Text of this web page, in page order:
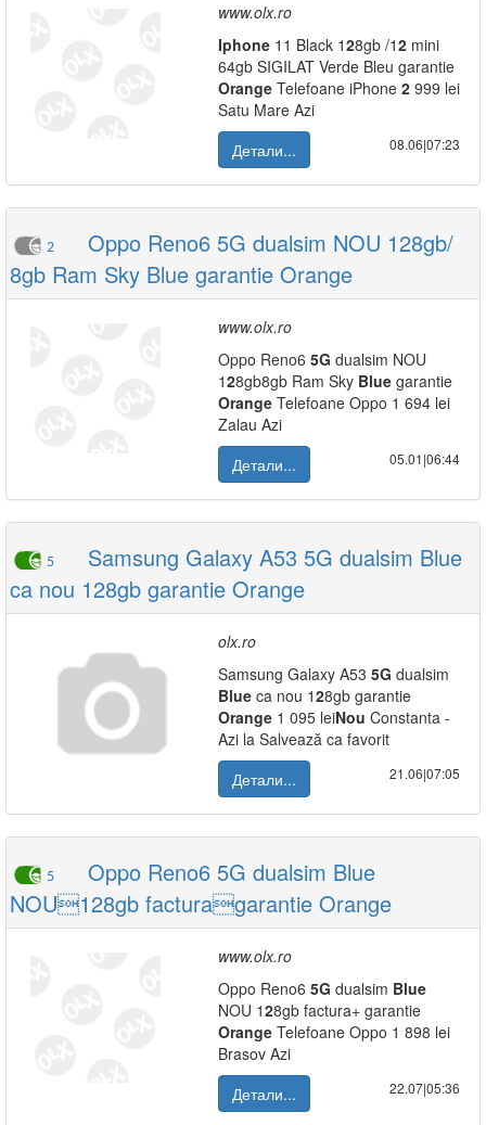
www.olx.ro
Iphone 11 Black 128gb /12 mini
64gb SIGILAT Verde Bleu garantie
Orange Telefoane iPhone 2 999 lei
Satu Mare Azi
Детали...
08.06|07:23
2
Oppo Reno6 5G dualsim NOU 128gb/
8gb Ram Sky Blue garantie Orange
www.olx.ro
Oppo Reno6 5G dualsim NOU
128gb8gb Ram Sky Blue garantie
Orange Telefoane Oppo 1 694 lei
Zalau Azi
Детали...
05.01|06:44
5
Samsung Galaxy A53 5G dualsim Blue
ca nou 128gb garantie Orange
olx.ro
Samsung Galaxy A53 5G dualsim
Blue ca nou 128gb garantie
Orange 1 095 leiNou Constanta -
Azi la Salvează ca favorit
Детали...
21.06|07:05
5
Oppo Reno6 5G dualsim Blue
NOU128gb facturagarantie Orange
www.olx.ro
Oppo Reno6 5G dualsim Blue
NOU 128gb factura+ garantie
Orange Telefoane Oppo 1 898 lei
Brasov Azi
Детали...
22.07|05:36